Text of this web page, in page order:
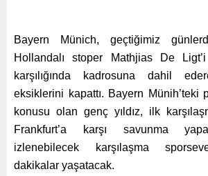
Bayern Münich, geçtiğimiz
Hollandalı stoper Mathjias De
karşılığında kadrosuna dahil
eksiklerini kapattı. Bayern Münih’teki
konusu olan genç yıldız, ilk
Frankfurt’a karşı savunma
izlenebilecek karşılaşma
dakikalar yaşatacak.